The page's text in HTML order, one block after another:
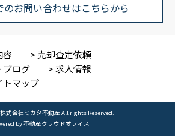
のお問い合わせはこちらから
容
売却査定依頼
ブログ
求人情報
トマップ
式会社ミカタ不動産 All rights Reserved.
by 不動産クラウドオフィス